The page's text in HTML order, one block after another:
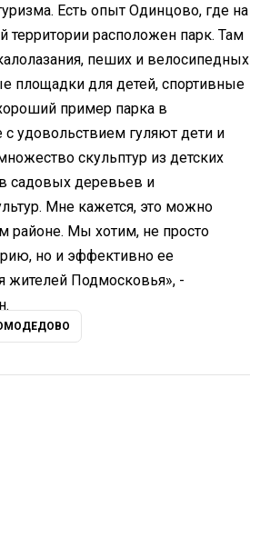
Есть опыт Одинцово, где на
территории расположен парк. Там
пеших и велосипедных
площадки для детей, спортивные
пример парка в
удовольствием гуляют дети и
скульптур из детских
садовых деревьев и
Мне кажется, это можно
районе. Мы хотим, не просто
но и эффективно ее
жителей Подмосковья», -